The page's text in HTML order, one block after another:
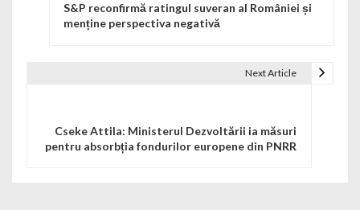
S&P reconfirmă ratingul suveran al României și
menține perspectiva negativă
Next Article
Cseke Attila: Ministerul Dezvoltării ia măsuri
pentru absorbția fondurilor europene din PNRR